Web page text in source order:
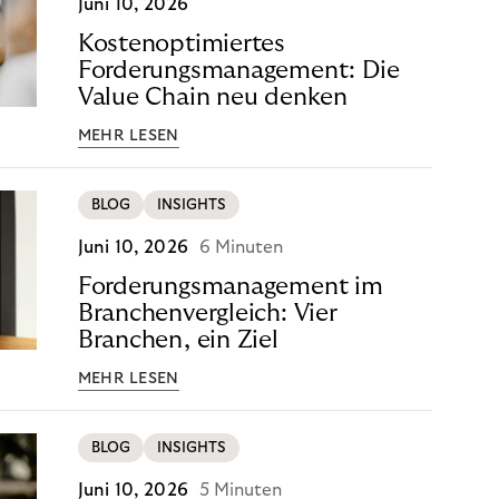
Juni 10, 2026
Kostenoptimiertes
Forderungsmanagement: Die
Value Chain neu denken
MEHR LESEN
BLOG INSIGHTS
Juni 10, 2026 6 Minuten
Forderungsmanagement im
Branchenvergleich: Vier
Branchen, ein Ziel
MEHR LESEN
BLOG INSIGHTS
Juni 10, 2026 5 Minuten